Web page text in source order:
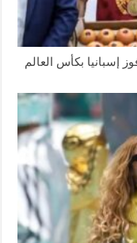
إسبانيا بكأس العالم